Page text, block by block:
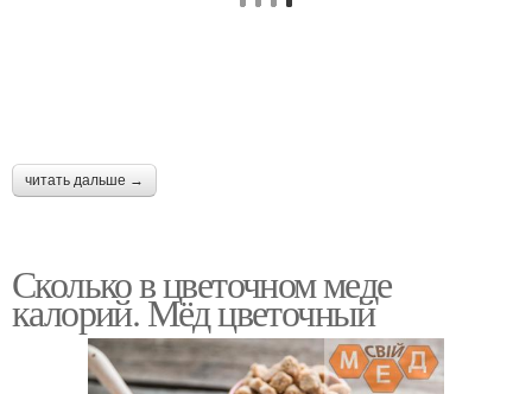
читать дальше →
Сколько в цветочном меде
калорий. Мёд цветочный